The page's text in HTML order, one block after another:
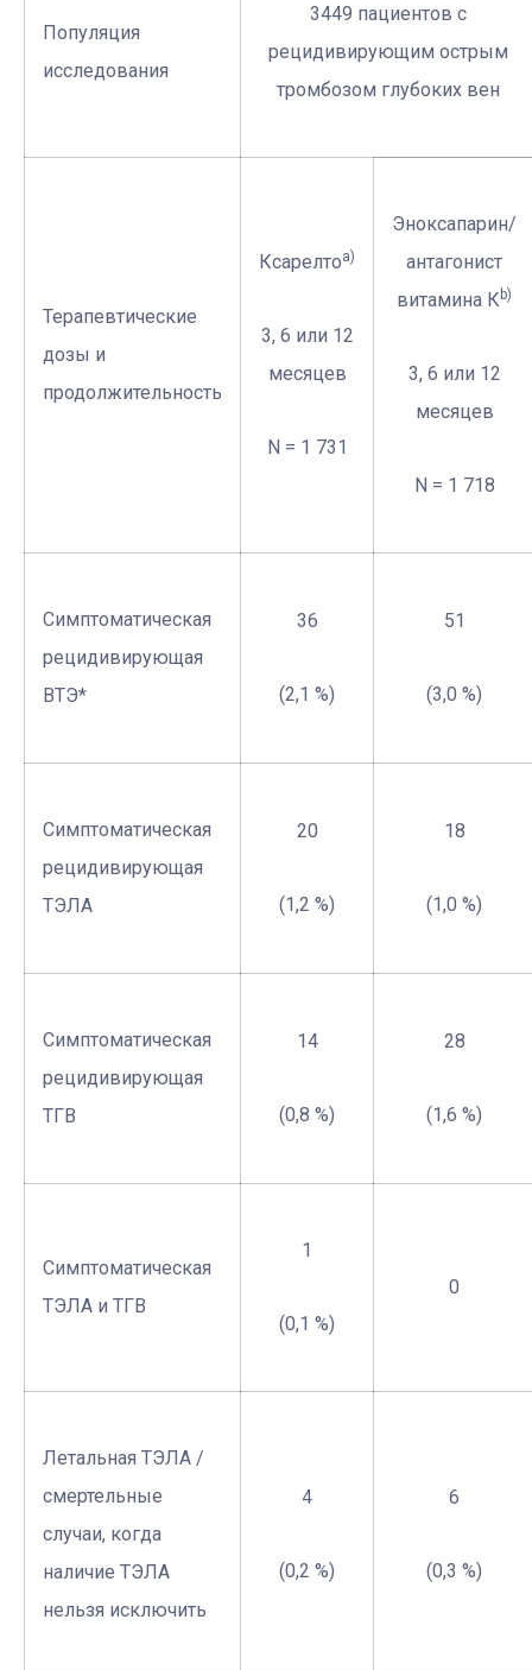
Популяция
исследования
3449 пациентов с
рецидивирующим острым
тромбозом глубоких вен
Терапевтические
дозы и
продолжительность
Ксарелтоа)
3, 6 или 12
месяцев
N = 1 731
Эноксапарин/
антагонист
витамина К b)
3, 6 или 12
месяцев
N = 1 718
Симптоматическая
рецидивирующая
ВТЭ*
36
(2,1 %)
51
(3,0 %)
Симптоматическая
рецидивирующая
ТЭЛА
20
(1,2 %)
18
(1,0 %)
Симптоматическая
рецидивирующая
ТГВ
14
(0,8 %)
28
(1,6 %)
Симптоматическая
ТЭЛА и ТГВ
1
(0,1 %)
0
Летальная ТЭЛА /
смертельные
случаи, когда
наличие ТЭЛА
нельзя исключить
4
(0,2 %)
6
(0,3 %)